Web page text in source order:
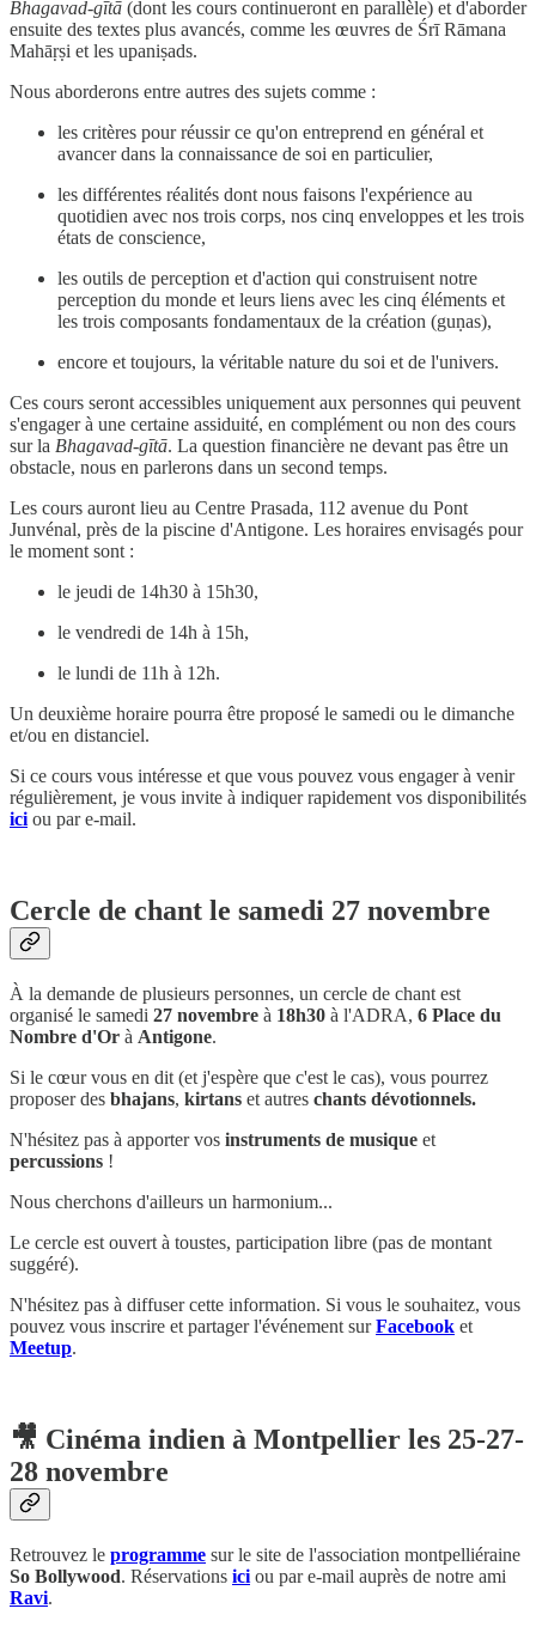
Bhagavad-gītā (dont les cours continueront en parallèle) et d'aborder
ensuite des textes plus avancés, comme les œuvres de Śrī Rāmana
Mahāṛṣi et les upaniṣads.
Nous aborderons entre autres des sujets comme :
les critères pour réussir ce qu'on entreprend en général et
avancer dans la connaissance de soi en particulier,
les différentes réalités dont nous faisons l'expérience au
quotidien avec nos trois corps, nos cinq enveloppes et les trois
états de conscience,
les outils de perception et d'action qui construisent notre
perception du monde et leurs liens avec les cinq éléments et
les trois composants fondamentaux de la création (guṇas),
encore et toujours, la véritable nature du soi et de l'univers.
Ces cours seront accessibles uniquement aux personnes qui peuvent
s'engager à une certaine assiduité, en complément ou non des cours
sur la Bhagavad-gītā. La question financière ne devant pas être un
obstacle, nous en parlerons dans un second temps.
Les cours auront lieu au Centre Prasada, 112 avenue du Pont
Junvénal, près de la piscine d'Antigone. Les horaires envisagés pour
le moment sont :
le jeudi de 14h30 à 15h30,
le vendredi de 14h à 15h,
le lundi de 11h à 12h.
Un deuxième horaire pourra être proposé le samedi ou le dimanche
et/ou en distanciel.
Si ce cours vous intéresse et que vous pouvez vous engager à venir
régulièrement, je vous invite à indiquer rapidement vos disponibilités
ici ou par e-mail.
Cercle de chant le samedi 27 novembre
À la demande de plusieurs personnes, un cercle de chant est
organisé le samedi 27 novembre à 18h30 à l'ADRA, 6 Place du
Nombre d'Or à Antigone.
Si le cœur vous en dit (et j'espère que c'est le cas), vous pourrez
proposer des bhajans, kirtans et autres chants dévotionnels.
N'hésitez pas à apporter vos instruments de musique et
percussions !
Nous cherchons d'ailleurs un harmonium...
Le cercle est ouvert à toustes, participation libre (pas de montant
suggéré).
N'hésitez pas à diffuser cette information. Si vous le souhaitez, vous
pouvez vous inscrire et partager l'événement surFacebook et
Meetup.
🎥 Cinéma indien à Montpellier les 25-27-
28 novembre
Retrouvez le programme sur le site de l'association montpelliéraine
So Bollywood. Réservations ici ou par e-mail auprès de notre ami
Ravi.